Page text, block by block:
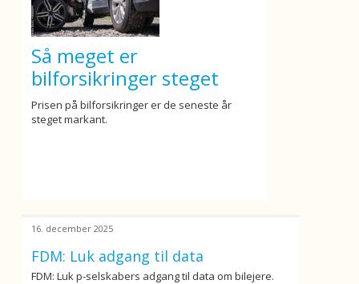
Så meget er
bilforsikringer steget
Prisen på bilforsikringer er de seneste år
steget markant.
FDM: Luk adgang til data
FDM: Luk p-selskabers adgang til data om bilejere.
16. december 2025